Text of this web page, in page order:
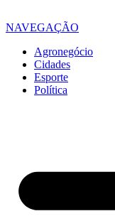
NAVEGAÇÃO
Agronegócio
Cidades
Esporte
Política